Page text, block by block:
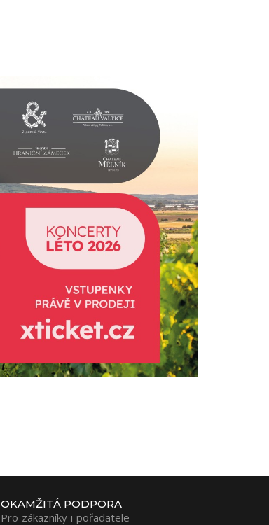
OKAMŽITÁ PODPORA
Pro zákazníky i pořadatele